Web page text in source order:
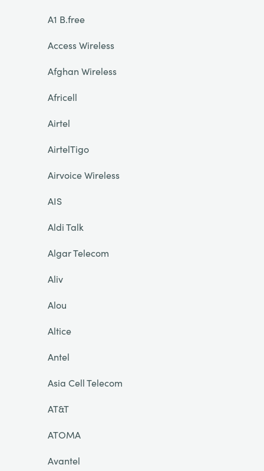
A1 B.free
Access Wireless
Afghan Wireless
Africell
Airtel
AirtelTigo
Airvoice Wireless
AIS
Aldi Talk
Algar Telecom
Aliv
Alou
Altice
Antel
Asia Cell Telecom
AT&T
ATOMA
Avantel